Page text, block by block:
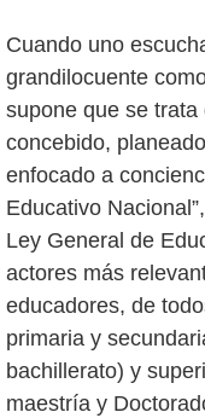
Cuando uno
grandilocuente
supone que se
concebido,
enfocado a
Educativo
Ley General de
actores más
educadores, de
primaria y
bachillerato) y
maestría y